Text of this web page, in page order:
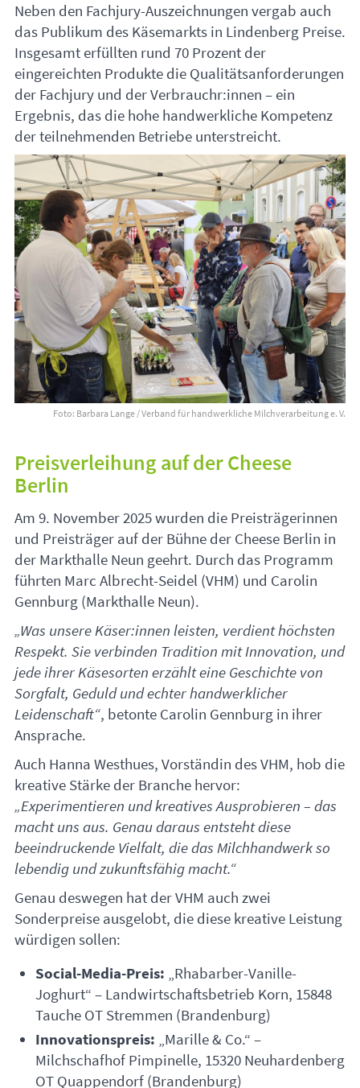
Neben den Fachjury-Auszeichnungen vergab auch
das Publikum des Käsemarkts in Lindenberg Preise.
Insgesamt erfüllten rund 70 Prozent der
eingereichten Produkte die Qualitätsanforderungen
der Fachjury und der Verbrauchr:innen – ein
Ergebnis, das die hohe handwerkliche Kompetenz
der teilnehmenden Betriebe unterstreicht.
Foto: Barbara Lange / Verband für handwerkliche Milchverarbeitung e. V.
Preisverleihung auf der Cheese
Berlin
Am 9. November 2025 wurden die Preisträgerinnen
und Preisträger auf der Bühne der Cheese Berlin in
der Markthalle Neun geehrt. Durch das Programm
führten Marc Albrecht-Seidel (VHM) und Carolin
Gennburg (Markthalle Neun).
„Was unsere Käser:innen leisten, verdient höchsten
Respekt. Sie verbinden Tradition mit Innovation, und
jede ihrer Käsesorten erzählt eine Geschichte von
Sorgfalt, Geduld und echter handwerklicher
Leidenschaft“, betonte Carolin Gennburg in ihrer
Ansprache.
Auch Hanna Westhues, Vorständin desVHM, hob die
kreative Stärke der Branche hervor:
„Experimentieren und kreatives Ausprobieren – das
macht uns aus. Genau daraus entsteht diese
beeindruckende Vielfalt, die das Milchhandwerk so
lebendig und zukunftsfähig macht.“
Genau deswegen hat derVHM auch zwei
Sonderpreise ausgelobt, die diese kreative Leistung
würdigen sollen:
Social-Media-Preis: „Rhabarber-Vanille-
Joghurt“ – Landwirtschaftsbetrieb Korn, 15848
Tauche OT Stremmen (Brandenburg)
Innovationspreis: „Marille & Co.“ –
Milchschafhof Pimpinelle, 15320 Neuhardenberg
OT Quappendorf (Brandenburg)